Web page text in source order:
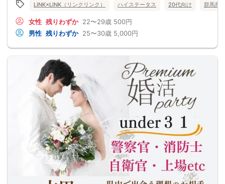
LINK×LINK（リンクリンク） ハイステータス 20代向け 群馬県
女性 残りわずか 22〜29歳 500円
男性 残りわずか 25〜30歳 5,000円